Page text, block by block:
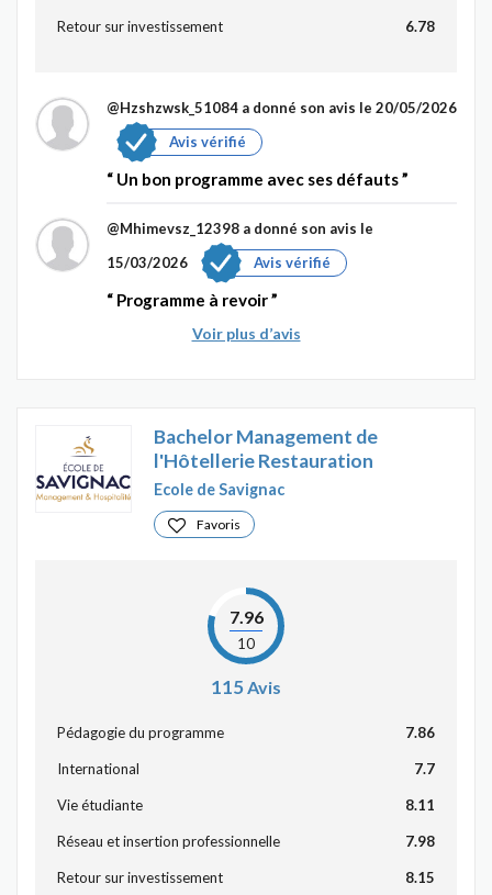
Retour sur investissement 6.78
@Hzshzwsk_51084 a donné son avis le 20/05/2026
Avis vérifié
Un bon programme avec ses défauts
@Mhimevsz_12398 a donné son avis le
15/03/2026
Avis vérifié
Programme à revoir
Voir plus d’avis
Bachelor Management de
l'Hôtellerie Restauration
Ecole de Savignac
Favoris
7.96
10
115Avis
Pédagogie du programme 7.86
International 7.7
Vie étudiante 8.11
Réseau et insertion professionnelle 7.98
Retour sur investissement 8.15